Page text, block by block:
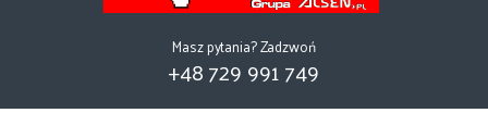
Masz pytania? Zadzwoń
+48 729 991 749